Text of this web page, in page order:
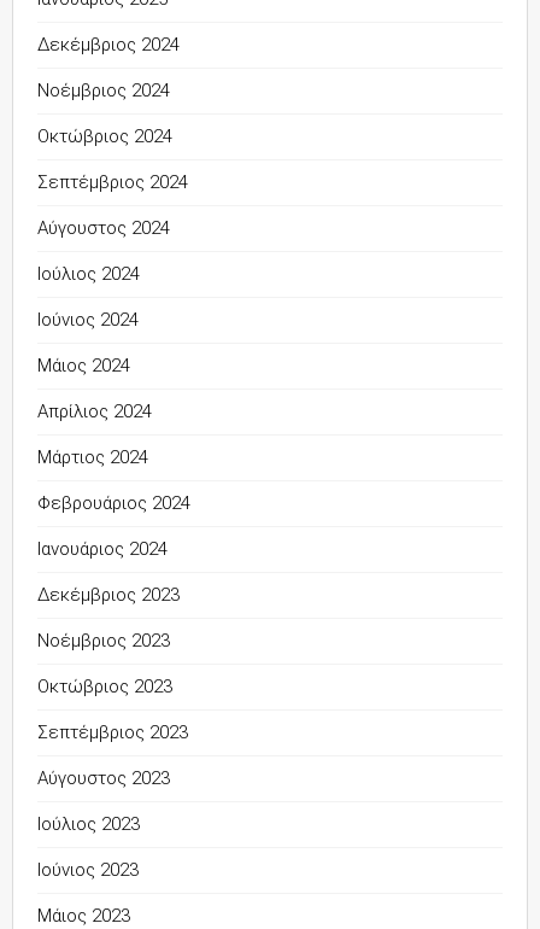
Δεκέμβριος 2024
Νοέμβριος 2024
Οκτώβριος 2024
Σεπτέμβριος 2024
Αύγουστος 2024
Ιούλιος 2024
Ιούνιος 2024
Μάιος 2024
Απρίλιος 2024
Μάρτιος 2024
Φεβρουάριος 2024
Ιανουάριος 2024
Δεκέμβριος 2023
Νοέμβριος 2023
Οκτώβριος 2023
Σεπτέμβριος 2023
Αύγουστος 2023
Ιούλιος 2023
Ιούνιος 2023
Μάιος 2023